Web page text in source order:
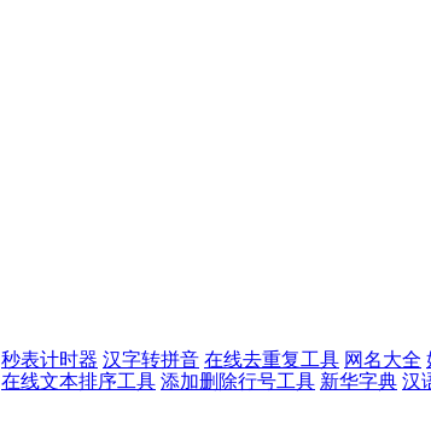
秒表计时器 汉字转拼音 在线去重复工具 网名大全
在线文本排序工具 添加删除行号工具 新华字典 汉